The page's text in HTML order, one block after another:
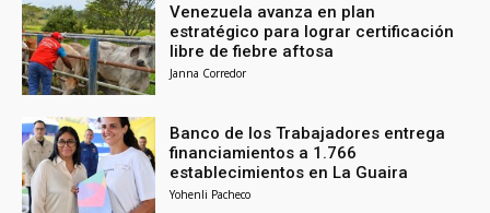
Venezuela avanza en plan
estratégico para lograr certificación
libre de fiebre aftosa
Janna Corredor
Banco de los Trabajadores entrega
financiamientos a 1.766
establecimientos en La Guaira
Yohenli Pacheco